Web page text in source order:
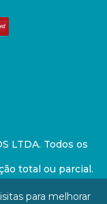
LTDA. Todos os
total ou parcial.
sem aviso prévio.
para melhorar